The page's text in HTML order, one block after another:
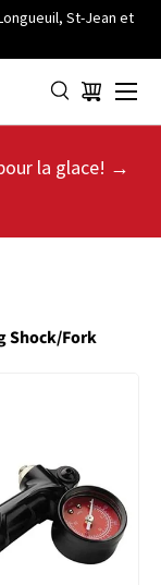
St-Jean et
Panier
Menu
la glace! →
Shock/Fork